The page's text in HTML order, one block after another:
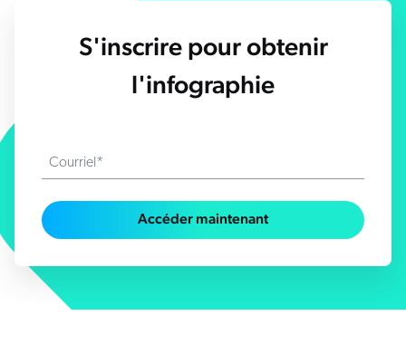
Agentforce
Salesforce
Shopify
AWS
Sitecore
Optimizely
S'inscrire pour obtenir
l'infographie
Courriel*
Accéder maintenant